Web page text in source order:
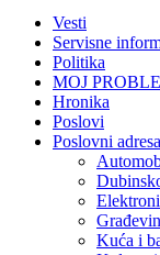
Vesti
Servisne
Politika
MOJ
Hronika
Poslovi
Poslovni
Kuća i